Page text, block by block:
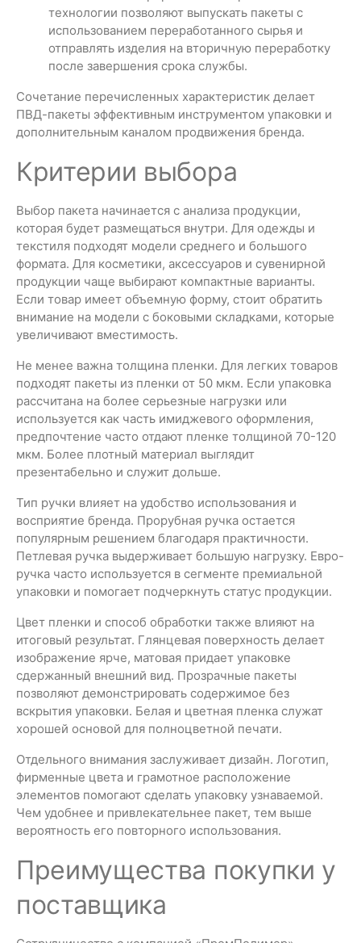
технологии позволяют выпускать пакеты с
использованием переработанного сырья и
отправлять изделия на вторичную переработку
после завершения срока службы.
Сочетание перечисленных характеристик делает
ПВД-пакеты эффективным инструментом упаковки и
дополнительным каналом продвижения бренда.
Критерии выбора
Выбор пакета начинается с анализа продукции,
которая будет размещаться внутри. Для одежды и
текстиля подходят модели среднего и большого
формата. Для косметики, аксессуаров и сувенирной
продукции чаще выбирают компактные варианты.
Если товар имеет объемную форму, стоит обратить
внимание на модели с боковыми складками, которые
увеличивают вместимость.
Не менее важна толщина пленки. Для легких товаров
подходят пакеты из пленки от 50 мкм. Если упаковка
рассчитана на более серьезные нагрузки или
используется как часть имиджевого оформления,
предпочтение часто отдают пленке толщиной 70-120
мкм. Более плотный материал выглядит
презентабельно и служит дольше.
Тип ручки влияет на удобство использования и
восприятие бренда. Прорубная ручка остается
популярным решением благодаря практичности.
Петлевая ручка выдерживает большую нагрузку. Евро-
ручка часто используется в сегменте премиальной
упаковки и помогает подчеркнуть статус продукции.
Цвет пленки и способ обработки также влияют на
итоговый результат. Глянцевая поверхность делает
изображение ярче, матовая придает упаковке
сдержанный внешний вид. Прозрачные пакеты
позволяют демонстрировать содержимое без
вскрытия упаковки. Белая и цветная пленка служат
хорошей основой для полноцветной печати.
Отдельного внимания заслуживает дизайн. Логотип,
фирменные цвета и грамотное расположение
элементов помогают сделать упаковку узнаваемой.
Чем удобнее и привлекательнее пакет, тем выше
вероятность его повторного использования.
Преимущества покупки у
поставщика